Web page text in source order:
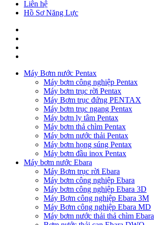
Liên hệ
Hồ Sơ Năng Lực
Máy Bơm nước Pentax
Máy bơm công nghiệp Pentax
Máy bơm trục rời Pentax
Máy Bơm trục đứng PENTAX
Máy bơm trục ngang Pentax
Máy bơm ly tâm Pentax
Máy bơm thả chìm Pentax
Máy bơm nước thải Pentax
Máy bơm họng súng Pentax
Máy bơm đầu inox Pentax
Máy bơm nước Ebara
Máy Bơm trục rời Ebara
Máy bơm công nghiệp Ebara
Máy bơm công nghiệp Ebara 3D
Máy Bơm công nghiệp Ebara 3M
Máy Bơm công nghiệp Ebara MD
Máy bơm nước thải thả chìm Ebara